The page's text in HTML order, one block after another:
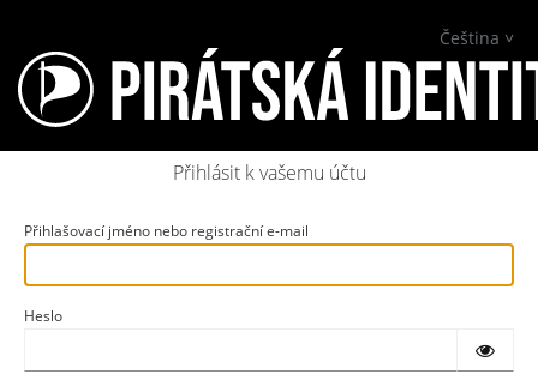
Čeština
Přihlásit k vašemu účtu
Přihlašovací jméno nebo registrační e-mail
Heslo